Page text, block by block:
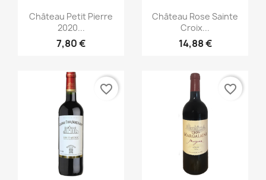
Aperçu rapide
Château Petit Pierre
2020...
7,80 €
Aperçu rapide
Château Rose Sainte
Croix...
14,88 €
favorite_border favorite_border